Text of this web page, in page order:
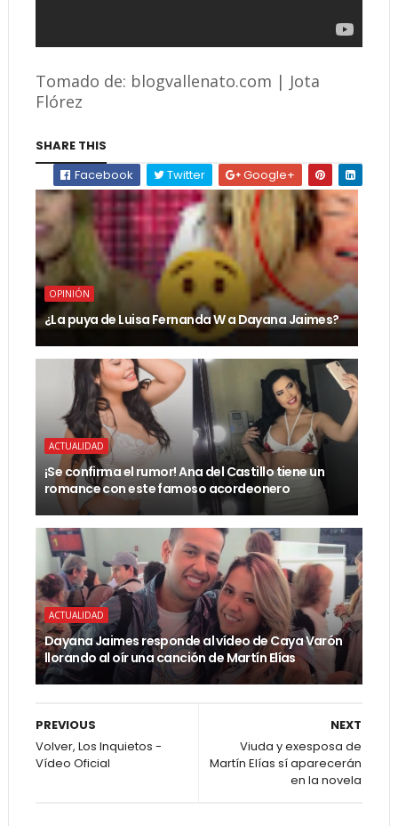
Tomado de: blogvallenato.com | Jota
Flórez
SHARE THIS
Facebook
Twitter Google+
OPINIÓN
¿La puya de Luisa Fernanda W a Dayana Jaimes?
ACTUALIDAD
¡Se confirma el rumor! Ana del Castillo tiene un
romance con este famoso acordeonero
ACTUALIDAD
Dayana Jaimes responde al vídeo de Caya Varón
llorando al oír una canción de Martín Elías
NEXT
Viuda y exesposa de
Martín Elías sí aparecerán
en la novela
PREVIOUS
Volver, Los Inquietos -
Vídeo Oficial